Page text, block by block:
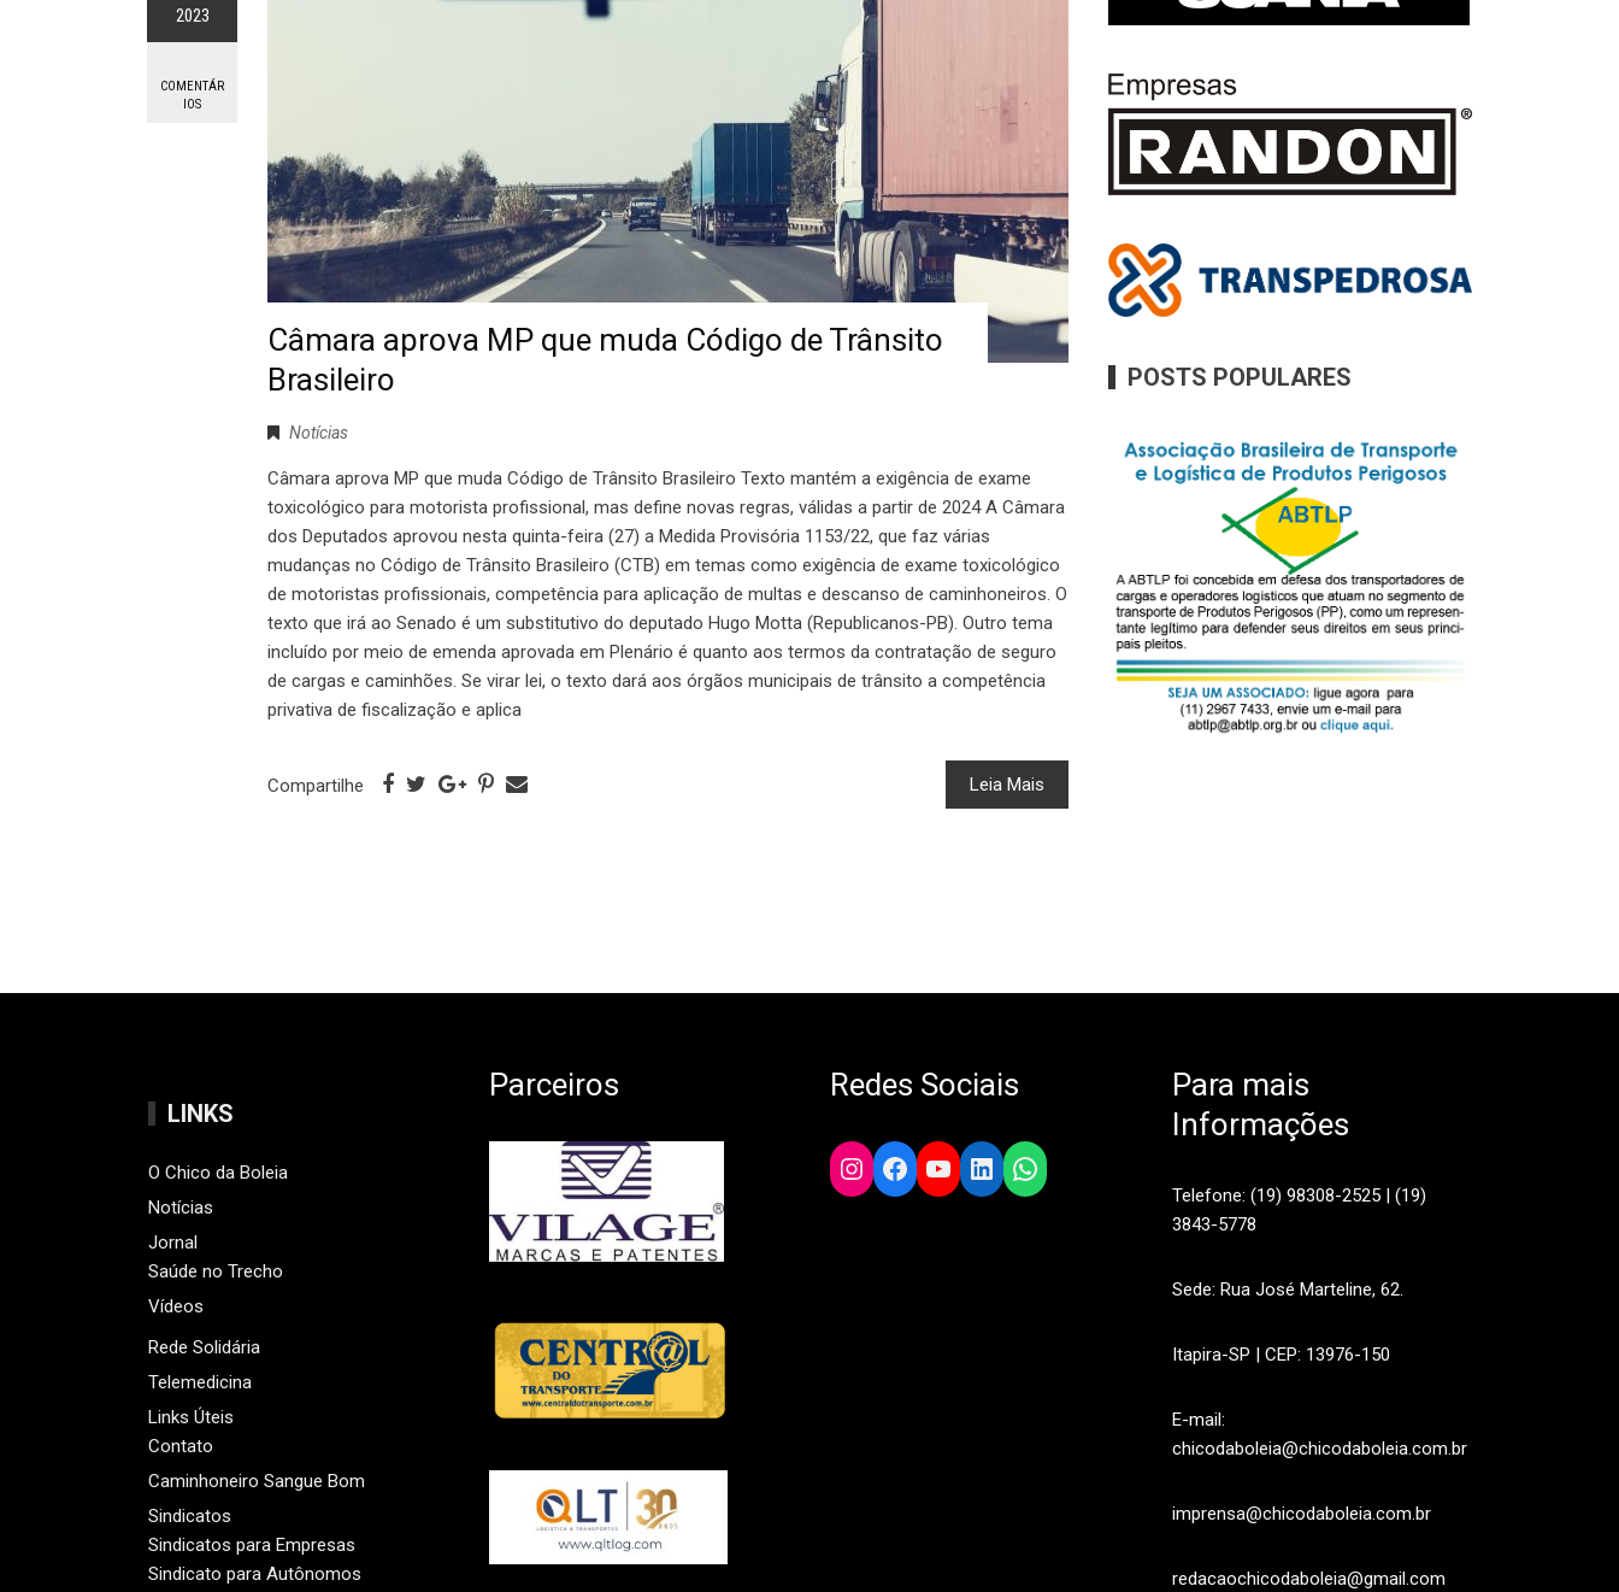
2023
COMENTÁR
IOS
Câmara aprova MP que muda Código de Trânsito
Brasileiro
Notícias
Câmara aprova MP que muda Código de Trânsito Brasileiro Texto mantém a exigência de exame
toxicológico para motorista profissional, mas define novas regras, válidas a partir de 2024 A Câmara
dos Deputados aprovou nesta quinta-feira (27) a Medida Provisória 1153/22, que faz várias
mudanças no Código de Trânsito Brasileiro (CTB) em temas como exigência de exame toxicológico
de motoristas profissionais, competência para aplicação de multas e descanso de caminhoneiros. O
texto que irá ao Senado é um substitutivo do deputado Hugo Motta (Republicanos-PB). Outro tema
incluído por meio de emenda aprovada em Plenário é quanto aos termos da contratação de seguro
de cargas e caminhões. Se virar lei, o texto dará aos órgãos municipais de trânsito a competência
privativa de fiscalização e aplica
Leia Mais
Compartilhe
POSTS POPULARES
LINKS
O Chico da Boleia
Notícias
Jornal
Saúde no Trecho
Vídeos
Rede Solidária
Telemedicina
Links Úteis
Contato
Caminhoneiro Sangue Bom
Sindicatos
Sindicatos para Empresas
Sindicato para Autônomos
Parceiros Redes Sociais
Instagram
Facebook
YouTube
LinkedIn
WhatsApp
Para mais
Informações
Telefone: (19) 98308-2525 | (19)
3843-5778
Sede: Rua José Marteline, 62.
Itapira-SP | CEP: 13976-150
E-mail:
chicodaboleia@chicodaboleia.com.br
imprensa@chicodaboleia.com.br
redacaochicodaboleia@gmail.com